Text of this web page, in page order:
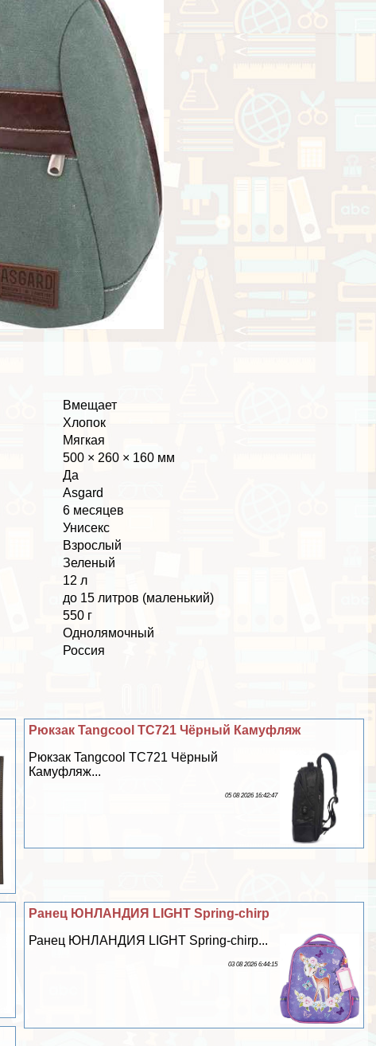
Вмещает
Хлопок
Мягкая
500 × 260 × 160 мм
Да
Asgard
6 месяцев
Униceкc
Взрослый
Зеленый
12 л
до 15 литров (маленький)
550 г
Однолямочный
Россия
Рюкзак Tangcool TC721 Чёрный Камуфляж
Рюкзак Tangcool TC721 Чёрный
Камуфляж...
05 08 2026 16:42:47
Ранец ЮНЛАНДИЯ LIGHT Spring-chirp
Ранец ЮНЛАНДИЯ LIGHT Spring-chirp...
03 08 2026 6:44:15